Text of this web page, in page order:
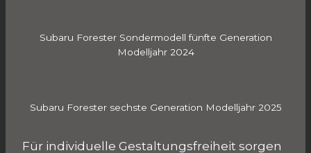
Subaru Forester Sondermodell fünfte Generation
Modelljahr 2024
Subaru Forester sechste Generation Modelljahr 2025
Für individuelle Gestaltungsfreiheit sorgen